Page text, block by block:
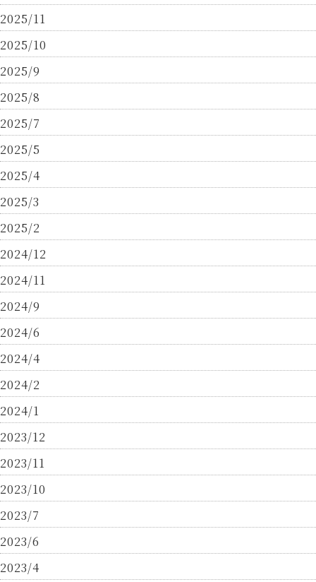
2025/11
2025/10
2025/9
2025/8
2025/7
2025/5
2025/4
2025/3
2025/2
2024/12
2024/11
2024/9
2024/6
2024/4
2024/2
2024/1
2023/12
2023/11
2023/10
2023/7
2023/6
2023/4